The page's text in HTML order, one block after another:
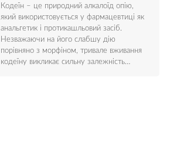
Кодеїн – це природний алкалоїд опію,
який використовується у фармацевтиці як
анальгетик і протикашльовий засіб.
Незважаючи на його слабшу дію
порівняно з морфіном, тривале вживання
кодеїну викликає сильну залежність…